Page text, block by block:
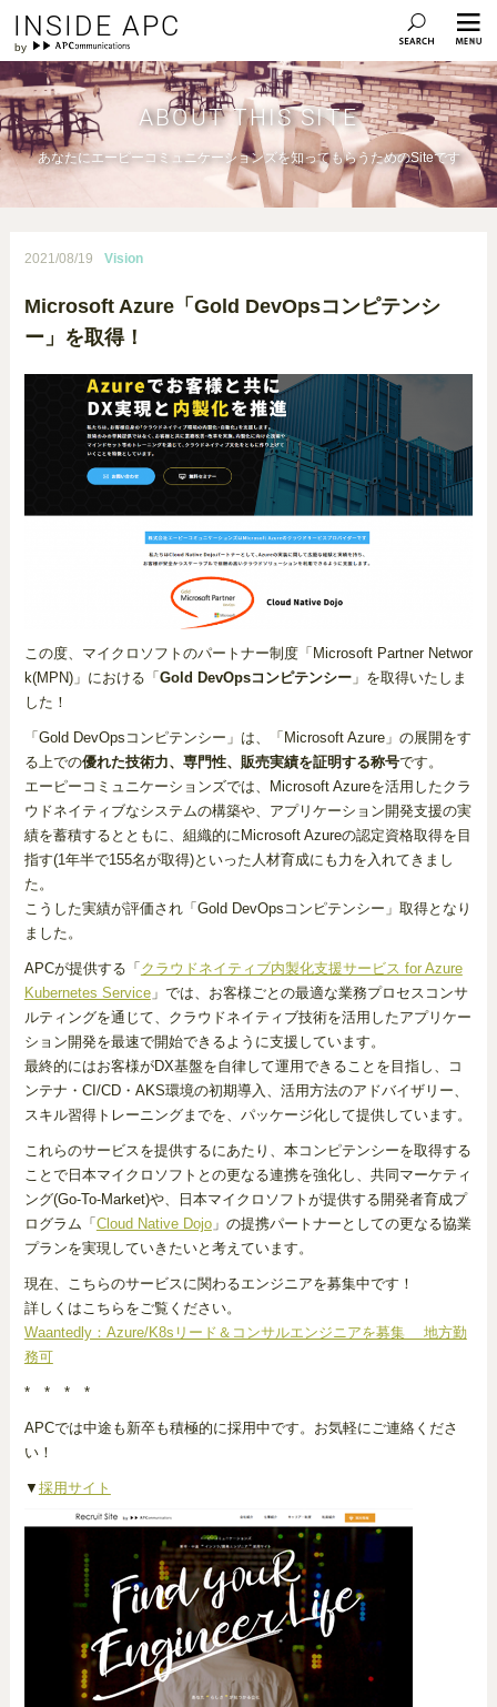
INSIDE APC
ABOUT THIS SITE
あなたにエーピーコミュニケーションズを知ってもらうためのSiteです
2021/08/19 Vision
Microsoft Azure「Gold DevOpsコンピテンシ
ー」を取得！
この度、マイクロソフトのパートナー制度「Microsoft Partner Networ
k(MPN)」における「 Gold DevOpsコンピテンシー」を取得いたしま
した！
「Gold DevOpsコンピテンシー」は、「Microsoft Azure」の展開をす
る上での優れた技術力、専門性、販売実績を証明する称号です。
エーピーコミュニケーションズでは、Microsoft Azureを活用したクラ
ウドネイティブなシステムの構築や、アプリケーション開発支援の実
績を蓄積するとともに、組織的にMicrosoft Azureの認定資格取得を目
指す(1年半で155名が取得)といった人材育成にも力を入れてきまし
た。
こうした実績が評価され「Gold DevOpsコンピテンシー」取得となり
ました。
APCが提供する「 クラウドネイティブ内製化支援サービス for Azure
Kubernetes Service」では、お客様ごとの最適な業務プロセスコンサ
ルティングを通じて、クラウドネイティブ技術を活用したアプリケー
ション開発を最速で開始できるように支援しています。
最終的にはお客様がDX基盤を自律して運用できることを目指し、コ
ンテナ・CI/CD・AKS環境の初期導入、活用方法のアドバイザリー、
スキル習得トレーニングまでを、パッケージ化して提供しています。
これらのサービスを提供するにあたり、本コンピテンシーを取得する
ことで日本マイクロソフトとの更なる連携を強化し、共同マーケティ
ング(Go-To-Market)や、日本マイクロソフトが提供する開発者育成プ
ログラム「 Cloud Native Dojo」の提携パートナーとしての更なる協業
プランを実現していきたいと考えています。
現在、こちらのサービスに関わるエンジニアを募集中です！
詳しくはこちらをご覧ください。
Waantedly：Azure/K8sリード＆コンサルエンジニアを募集 地方勤
務可
* * * *
APCでは中途も新卒も積極的に採用中です。お気軽にご連絡くださ
い！
▼ 採用サイト